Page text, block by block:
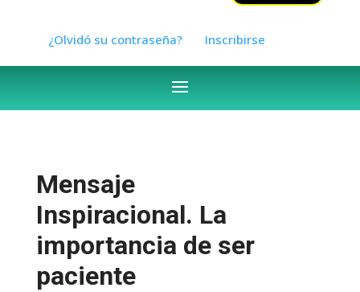
¿Olvidó su contraseña? Inscribirse
Mensaje
Inspiracional. La
importancia de ser
paciente